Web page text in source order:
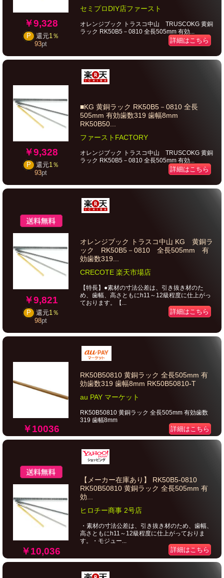
￥9,328
P 還元1％
93pt
セミプロDIY店ファースト
オレンジブック トラスコ中山 TRUSCOKG 黄銅
ラック RK50B5－0810 全長505mm 有効...
詳細はこちら
￥9,328
P 還元1％
93pt
■KG 黄銅ラック RK50B5－0810 全長
505mm 有効歯数319 歯幅8mm
RK50B50...
ファーストFACTORY
オレンジブック トラスコ中山 TRUSCOKG 黄銅
ラック RK50B5－0810 全長505mm 有効...
詳細はこちら
￥9,821
P 還元1％
98pt
オレンジブック トラスコ中山 KG 黄銅ラ
ック RK50B5－0810 全長505mm 有
効歯数319...
CRECOTE 楽天市場店
【特長】●素材の寸法公差は、引き抜き材のた
め、歯幅、高さともにh11～12級程度に仕上がっ
ております。【...
詳細はこちら
￥10036
RK50B50810 黄銅ラック 全長505mm 有
効歯数319 歯幅8mm RK50B50810-T
au PAY マーケット
RK50B50810 黄銅ラック 全長505mm 有効歯数
319 歯幅8mm
詳細はこちら
￥10,036
【メーカー在庫あり】 RK50B5-0810
RK50B50810 黄銅ラック 全長505mm 有
効...
ヒロチー商事 2号店
・素材の寸法公差は、引き抜き材のため、歯幅、
高さともにh11～12級程度に仕上がっておりま
す。・モジュー...
詳細はこちら